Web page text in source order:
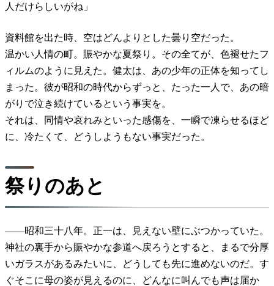
人だけらしいがね」
資料館を出た時、空はどんよりとした曇り空だった。
温かい人情の町。賑やかな夏祭り。その全てが、色褪せたフ
ィルムのように見えた。健太は、あの少年の正体を知ってし
まった。彼が昭和の時代からずっと、たった一人で、あの暗
がりで泣き続けているという事実を。
それは、同情や哀れみといった感傷を、一瞬で凍らせるほど
に、冷たくて、どうしようもない事実だった。
祭りのあと
――昭和三十八年。正一は、見えない壁にぶつかっていた。
神社の裏手から賑やかな参道へ戻ろうとすると、まるで分厚
いガラスがあるみたいに、どうしても先に進めないのだ。す
ぐそこに母の姿が見えるのに、どんなに叫んでも声は届か